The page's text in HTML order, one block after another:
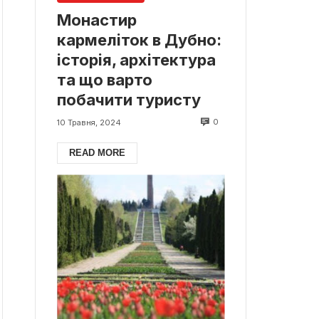
Монастир
кармеліток в Дубно:
історія, архітектура
та що варто
побачити туристу
10 Травня, 2024 0
READ MORE